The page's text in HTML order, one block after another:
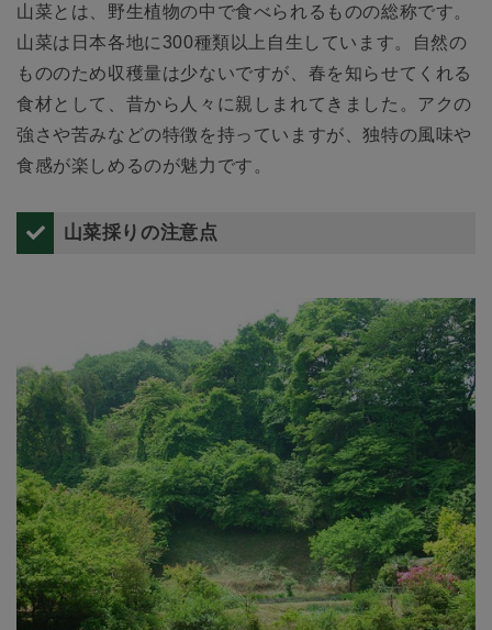
山菜とは、野生植物の中で食べられるものの総称です。
山菜は日本各地に300種類以上自生しています。自然の
もののため収穫量は少ないですが、春を知らせてくれる
食材として、昔から人々に親しまれてきました。アクの
強さや苦みなどの特徴を持っていますが、独特の風味や
食感が楽しめるのが魅力です。
山菜採りの注意点